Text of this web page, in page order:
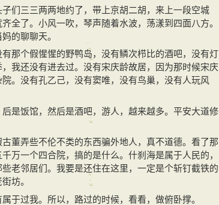
们三三两两地约了，带上京胡二胡，来上一段空城
全了。小风一吹，琴声随着水波，荡漾到四面八方。
的聊聊天。
那个假惺惺的野鸭岛，没有鳞次栉比的酒吧，没有灯
我还没有进去过。没有宋庆龄故居，因为那时候宋庆
。没有孔乙己，没有窦唯，没有鸟巢，没有人玩风
是饭馆，然后是酒吧，游人，越来越多。平安大道修
董弄些不伦不类的东西骗外地人，真不道德。看了那
万一个四合院，搞的是什么。什刹海是属于人民的，
老邻居们。我要是还住在这里，一定是个斩钉截铁的
坊。
于过我。所以，路过的时候，看看，做俯卧撑。